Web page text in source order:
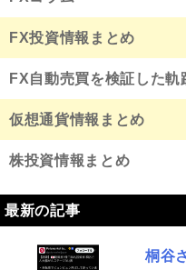
FX投資情報まとめ
FX自動売買を検証した軌
仮想通貨情報まとめ
株投資情報まとめ
最新の記事
桐谷